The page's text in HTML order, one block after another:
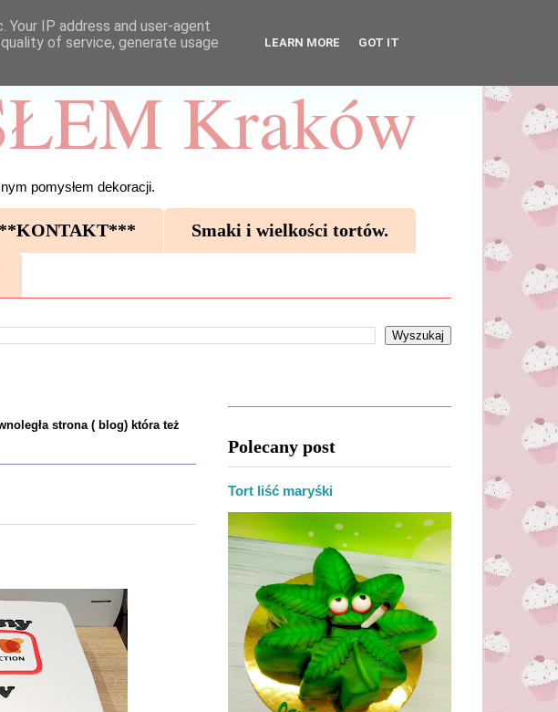
Kraków
pomysłem dekoracji.
Smaki i wielkości tortów.
strona ( blog) która też
Polecany post
Tort liść maryśki
IP address and user-agent
of service, generate usage
LEARN MORE GOT IT